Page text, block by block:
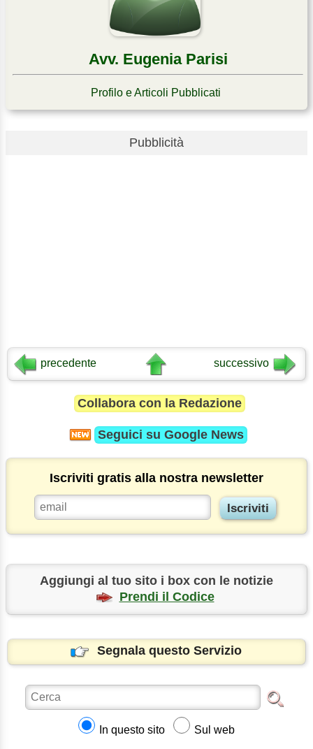
Avv. Eugenia Parisi
Profilo e Articoli Pubblicati
Pubblicità
precedente successivo
Collabora con la Redazione
Seguici su Google News
Iscriviti gratis alla nostra newsletter
Aggiungi al tuo sito i box con le notizie
Prendi il Codice
Segnala questo Servizio
In questo sito Sul web